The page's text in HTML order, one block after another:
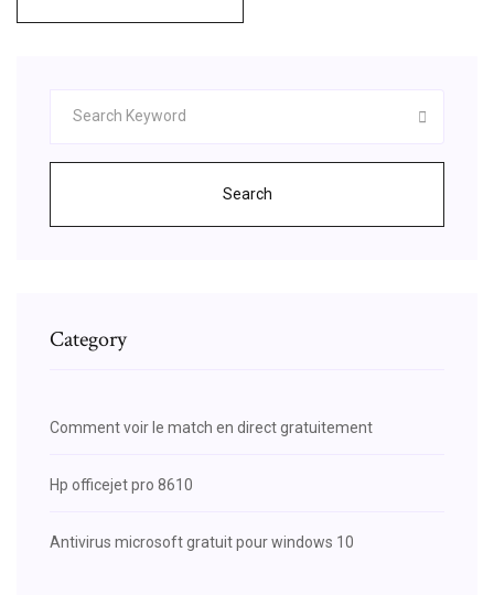
Search
Category
Comment voir le match en direct gratuitement
Hp officejet pro 8610
Antivirus microsoft gratuit pour windows 10